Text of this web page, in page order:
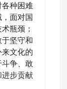
种困难
面对国
瓶颈；
坚守和
文化的
争、敢
步贡献